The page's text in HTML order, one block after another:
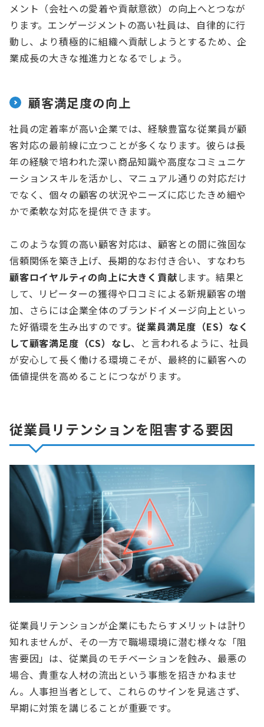
メント（会社への愛着や貢献意欲）の向上へとつなが
ります。エンゲージメントの高い社員は、自律的に行
動し、より積極的に組織へ貢献しようとするため、企
業成長の大きな推進力となるでしょう。
顧客満足度の向上
社員の定着率が高い企業では、経験豊富な従業員が顧
客対応の最前線に立つことが多くなります。彼らは長
年の経験で培われた深い商品知識や高度なコミュニケ
ーションスキルを活かし、マニュアル通りの対応だけ
でなく、個々の顧客の状況やニーズに応じたきめ細や
かで柔軟な対応を提供できます。
このような質の高い顧客対応は、顧客との間に強固な
信頼関係を築き上げ、長期的なお付き合い、すなわち
顧客ロイヤルティの向上に大きく貢献します。結果と
して、リピーターの獲得や口コミによる新規顧客の増
加、さらには企業全体のブランドイメージ向上といっ
た好循環を生み出すのです。従業員満足度（ES）なく
して顧客満足度（CS）なし、と言われるように、社員
が安心して長く働ける環境こそが、最終的に顧客への
価値提供を高めることにつながります。
従業員リテンションを阻害する要因
従業員リテンションが企業にもたらすメリットは計り
知れませんが、その一方で職場環境に潜む様々な「阻
害要因」は、従業員のモチベーションを蝕み、最悪の
場合、貴重な人材の流出という事態を招きかねませ
ん。人事担当者として、これらのサインを見逃さず、
早期に対策を講じることが重要です。